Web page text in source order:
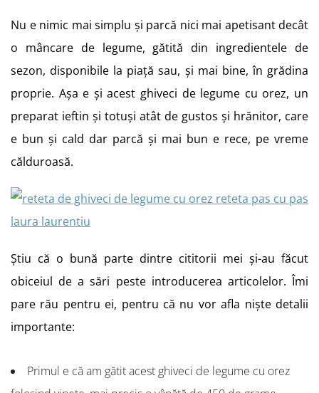
Nu e nimic mai simplu și parcă nici mai apetisant decât
o mâncare de legume, gătită din ingredientele de
sezon, disponibile la piață sau, și mai bine, în grădina
proprie. Așa e și acest ghiveci de legume cu orez, un
preparat ieftin și totuși atât de gustos și hrănitor, care
e bun și cald dar parcă și mai bun e rece, pe vreme
călduroasă.
Știu că o bună parte dintre cititorii mei și-au făcut
obiceiul de a sări peste introducerea articolelor. Îmi
pare rău pentru ei, pentru că nu vor afla niște detalii
importante:
Primul e că am gătit acest ghiveci de legume cu orez